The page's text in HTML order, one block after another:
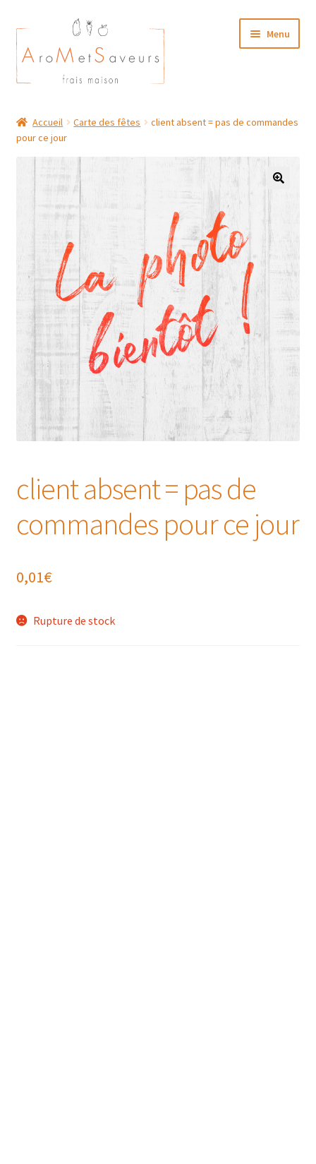
Aller
à
la
navigation
Aller
au
contenu
Menu
Plat du Jour/ Menu Week end
NOS BOUTIQUES
MON COMPTE
Accueil Carte des fêtes
client absent = pas de commandes
pour ce jour
client absent = pas de
commandes pour ce jour
0,01€
Rupture de stock